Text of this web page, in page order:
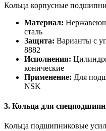
Кольца корпусные
Материал:
сталь
Защита: Варианты с
8882
Исполнения:
конические
Применение: Для
NSK
3. Кольца для
Кольца подшипниковые